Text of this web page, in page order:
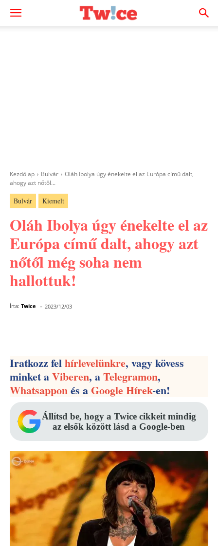
Kezdőlap Bulvár
Oláh Ibolya úgy énekelte el az Európa című dalt,
ahogy azt nőtől...
Bulvár Kiemelt
Oláh Ibolya úgy énekelte el az
Európa című dalt, ahogy azt
nőtől még soha nem
hallottuk!
Írta: Twice - 2023/12/03
Iratkozz felhírlevelünkre, vagy kövess
minket aViberen, aTelegramon,
Whatsapponés aGoogle Hírek-en!
Állítsd be, hogy a Twice cikkeit mindig
az elsők között lásd a Google-ben